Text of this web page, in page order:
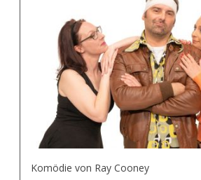
Komödie von Ray Cooney